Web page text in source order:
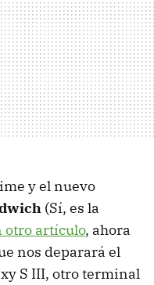
y el nuevo
(Sí, es la
otro artículo, ahora
nos deparará el
S III, otro terminal